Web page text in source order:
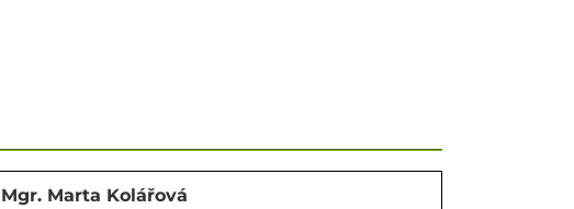
Mgr. Marta Kolářová